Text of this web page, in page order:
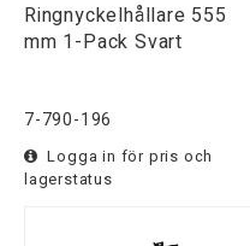
Ringnyckelhållare 555
mm 1-Pack Svart
7-790-196
Logga in för pris och
lagerstatus